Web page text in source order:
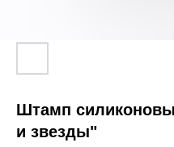
Штамп
и звезды"